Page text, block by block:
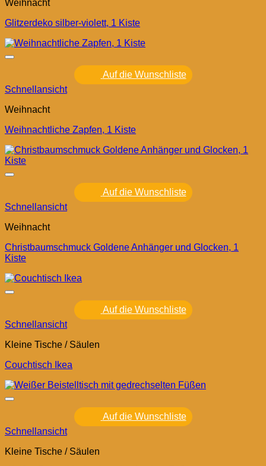
Weihnacht
Glitzerdeko silber-violett, 1 Kiste
Auf die Wunschliste
Schnellansicht
Weihnacht
Weihnachtliche Zapfen, 1 Kiste
Auf die Wunschliste
Schnellansicht
Weihnacht
Christbaumschmuck Goldene Anhänger und Glocken, 1
Kiste
Auf die Wunschliste
Schnellansicht
Kleine Tische / Säulen
Couchtisch Ikea
Auf die Wunschliste
Schnellansicht
Kleine Tische / Säulen